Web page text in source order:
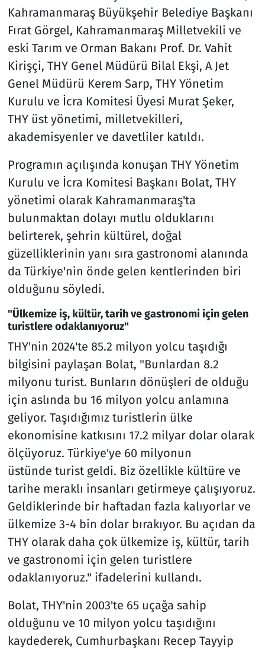
Kahramanmaraş Büyükşehir Belediye Başkanı
Fırat Görgel, Kahramanmaraş Milletvekili ve
eski Tarım ve Orman Bakanı Prof. Dr. Vahit
Kirişçi, THY Genel Müdürü Bilal Ekşi, A Jet
Genel Müdürü Kerem Sarp, THY Yönetim
Kurulu ve İcra Komitesi Üyesi Murat Şeker,
THY üst yönetimi, milletvekilleri,
akademisyenler ve davetliler katıldı.
Programın açılışında konuşan THY Yönetim
Kurulu ve İcra Komitesi Başkanı Bolat, THY
yönetimi olarak Kahramanmaraş'ta
bulunmaktan dolayı mutlu olduklarını
belirterek, şehrin kültürel, doğal
güzelliklerinin yanı sıra gastronomi alanında
da Türkiye'nin önde gelen kentlerinden biri
olduğunu söyledi.
"Ülkemize iş, kültür, tarih ve gastronomi için gelen
turistlere odaklanıyoruz"
THY'nin 2024'te 85.2 milyon yolcu taşıdığı
bilgisini paylaşan Bolat, "Bunlardan 8.2
milyonu turist. Bunların dönüşleri de olduğu
için aslında bu 16 milyon yolcu anlamına
geliyor. Taşıdığımız turistlerin ülke
ekonomisine katkısını 17.2 milyar dolar olarak
ölçüyoruz. Türkiye'ye 60 milyonun
üstünde turist geldi. Biz özellikle kültüre ve
tarihe meraklı insanları getirmeye çalışıyoruz.
Geldiklerinde bir haftadan fazla kalıyorlar ve
ülkemize 3-4 bin dolar bırakıyor. Bu açıdan da
THY olarak daha çok ülkemize iş, kültür, tarih
ve gastronomi için gelen turistlere
odaklanıyoruz." ifadelerini kullandı.
Bolat, THY'nin 2003'te 65 uçağa sahip
olduğunu ve 10 milyon yolcu taşıdığını
kaydederek, Cumhurbaşkanı Recep Tayyip
Televizyon